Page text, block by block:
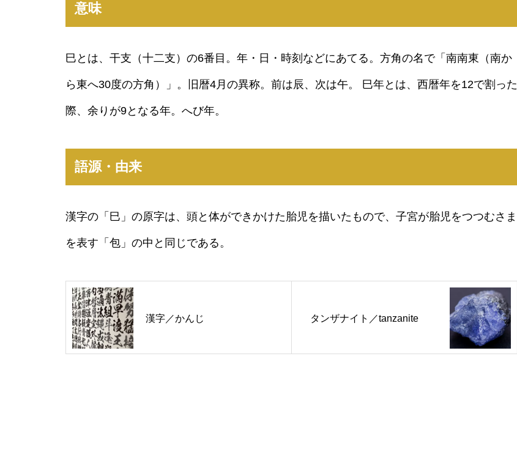
意味
巳とは、干支（十二支）の6番目。年・日・時刻などにあてる。方角の名で「南南東（南か
ら東へ30度の方角）」。旧暦4月の異称。前は辰、次は午。 巳年とは、西暦年を12で割った
際、余りが9となる年。へび年。
語源・由来
漢字の「巳」の原字は、頭と体ができかけた胎児を描いたもので、子宮が胎児をつつむさま
を表す「包」の中と同じである。
漢字／かんじ タンザナイト／tanzanite